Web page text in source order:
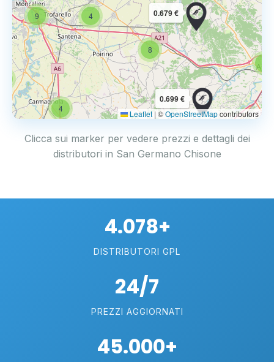
9
4
4
8
0.699 €
0.679 €
Leaflet | ©OpenStreetMapcontributors
Clicca sui marker per vedere prezzi e dettagli dei
distributori in San Germano Chisone
4.078+
DISTRIBUTORI GPL
24/7
PREZZI AGGIORNATI
45.000+